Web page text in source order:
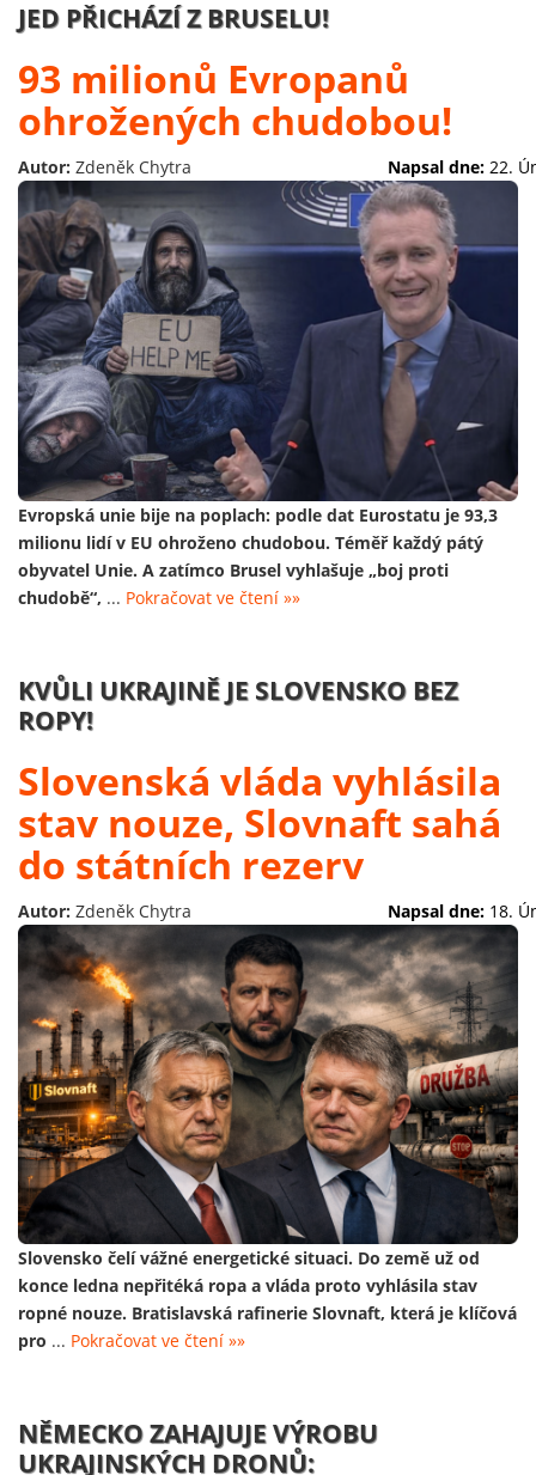
JED PŘICHÁZÍ Z BRUSELU!
93 milionů Evropanů
ohrožených chudobou!
Autor: Zdeněk Chytra Napsal dne: 22.
Evropská unie bije na poplach: podle dat Eurostatu je 93,3
milionu lidí v EU ohroženo chudobou. Téměř každý pátý
obyvatel Unie. A zatímco Brusel vyhlašuje „boj proti
chudobě“, ... Pokračovat ve čtení »»
KVŮLI UKRAJINĚ JE SLOVENSKO BEZ
ROPY!
Slovenská vláda vyhlásila
stav nouze, Slovnaft sahá
do státních rezerv
Autor: Zdeněk Chytra Napsal dne: 18.
Slovensko čelí vážné energetické situaci. Do země už od
konce ledna nepřitéká ropa a vláda proto vyhlásila stav
ropné nouze. Bratislavská rafinerie Slovnaft, která je klíčová
pro ... Pokračovat ve čtení »»
NĚMECKO ZAHAJUJE VÝROBU
UKRAJINSKÝCH DRONŮ: